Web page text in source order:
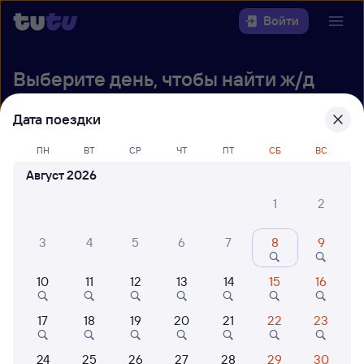
Войти
Выберите день, чтобы найти ж/д
билеты Самара — Саратов-1 Пасс.
Куда
Дата поездки
ПН ВТ СР ЧТ ПТ СБ ВС
Август 2026
1
2
3 4 5 6 7 8 9
10 11 12 13 14 15 16
17 18 19 20 21 22 23
24 25 26 27 28 29 30